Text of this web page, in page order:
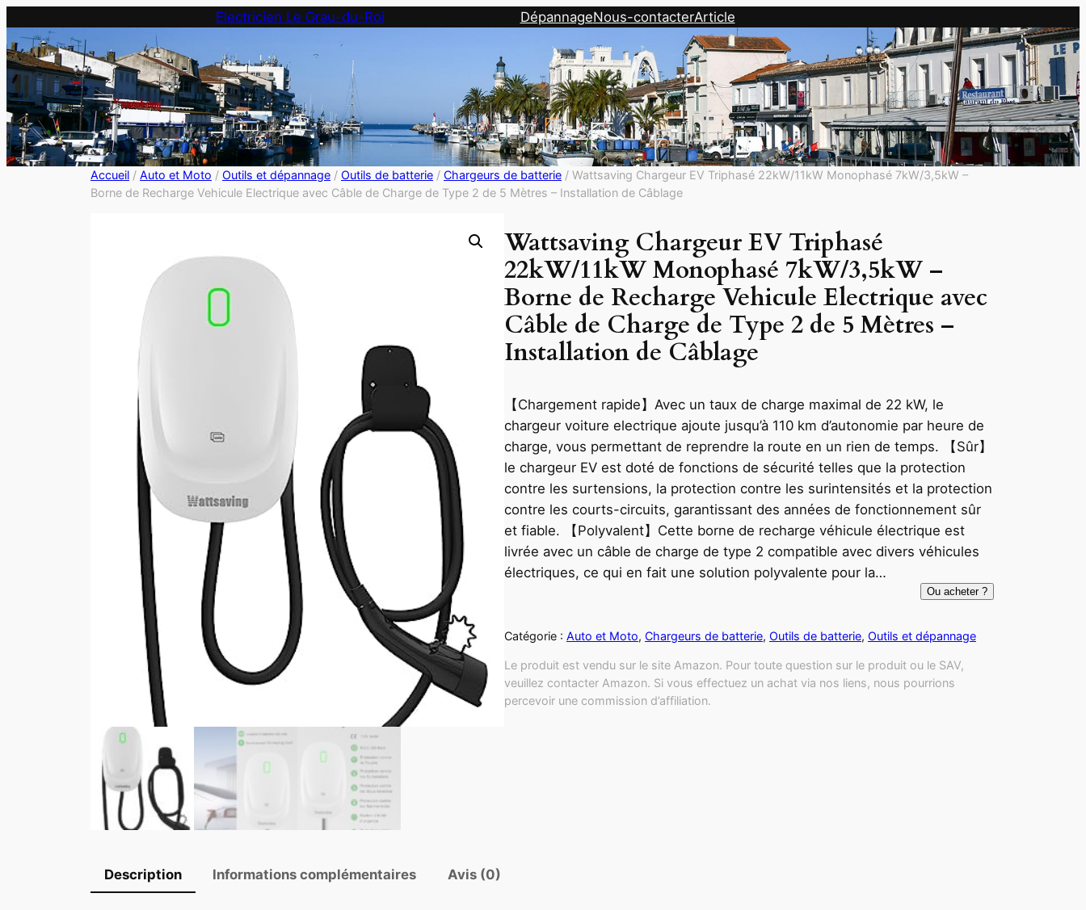
Electricien Le Grau-du-Roi DépannageNous-contacterArticle
Accueil / Auto et Moto / Outils et dépannage / Outils de batterie / Chargeurs de batterie / Wattsaving Chargeur EV Triphasé 22kW/11kW Monophasé 7kW/3,5kW –
Borne de Recharge Vehicule Electrique avec Câble de Charge de Type 2 de 5 Mètres – Installation de Câblage
Wattsaving Chargeur EV Triphasé
22kW/11kW Monophasé 7kW/3,5kW –
Borne de Recharge Vehicule Electrique avec
Câble de Charge de Type 2 de 5 Mètres –
Installation de Câblage
【Chargement rapide】Avec un taux de charge maximal de 22 kW, le
chargeur voiture electrique ajoute jusqu’à 110 km d’autonomie par heure de
charge, vous permettant de reprendre la route en un rien de temps. 【Sûr】
le chargeur EV est doté de fonctions de sécurité telles que la protection
contre les surtensions, la protection contre les surintensités et la protection
contre les courts-circuits, garantissant des années de fonctionnement sûr
et fiable. 【Polyvalent】Cette borne de recharge véhicule électrique est
livrée avec un câble de charge de type 2 compatible avec divers véhicules
électriques, ce qui en fait une solution polyvalente pour la…
Ou acheter ?
Catégorie : Auto et Moto, Chargeurs de batterie, Outils de batterie, Outils et dépannage
Le produit est vendu sur le site Amazon. Pour toute question sur le produit ou le SAV,
veuillez contacter Amazon. Si vous effectuez un achat via nos liens, nous pourrions
percevoir une commission d’affiliation.
Description Informations complémentaires Avis (0)